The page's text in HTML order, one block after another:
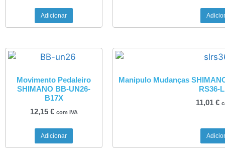
Adicionar
Movimento Pedaleiro
SHIMANO BB-UN26-
B17X
12,15 € com IVA
Adicionar
Manipulo Mudanças
RS36-
11,01 €